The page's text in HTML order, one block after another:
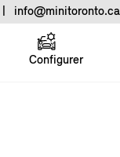
info@minitoronto.ca
Configurer